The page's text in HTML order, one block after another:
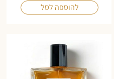
להוספה לסל